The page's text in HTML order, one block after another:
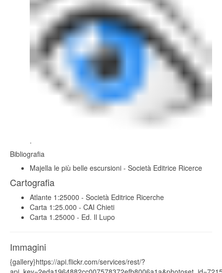
.
Bibliografia
Majella le più belle escursioni - Società Editrice Ricerce
Cartografia
Atlante 1:25000 - Società Editrice Ricerche
Carta 1:25.000 - CAI Chieti
Carta 1.25000 - Ed. Il Lupo
Immagini
{gallery}https://api.flickr.com/services/rest/?